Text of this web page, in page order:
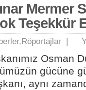
Mermer
Teşekkür
,Röportajlar |
Osman
gücüne
aynı